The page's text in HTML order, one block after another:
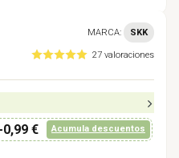
MARCA: SKK
27 valoraciones
-0,99 € Acumula descuentos